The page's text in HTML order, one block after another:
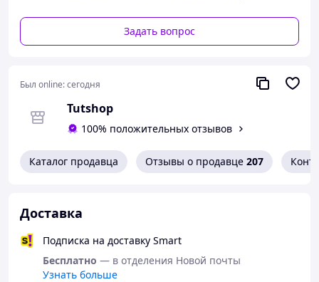
Задать вопрос
Был online:сегодня
Tutshop
100% положительных отзывов
Каталог продавца Отзывы о продавце 207
Доставка
Подписка на доставку Smart
Бесплатно — в отделения Новой почты
Узнать больше